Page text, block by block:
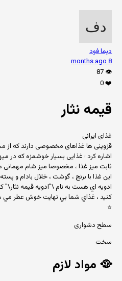
دیما فود
8 months ago
👁️
87
❤️
0
قیمه نثار
غذای ایرانی
قزوینی ها غذاهای مخصوصی دارند که از
اشاره کرد ؛ غذایی بسیار خوشمزه که در
ثابت میز غذا ، مخصوصا میز شام
این غذا با برنج ، گوشت ، خلال بادام و
ادويه اي هست به نام \"ادويه قيمه نثار\"
كنيد ، غذاي شما بي نهايت خوش عطر مي
⭐
سطح دشواری
سخت
🥘 مواد لازم